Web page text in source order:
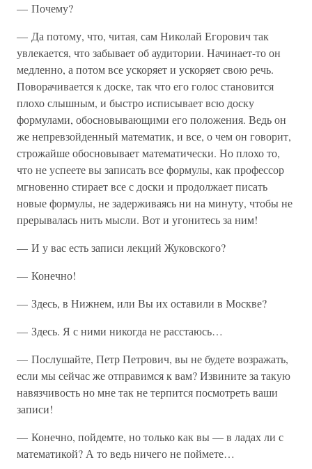
— Почему?
— Да потому, что, читая, сам Николай Егорович так
увлекается, что забывает об аудитории. Начинает-то он
медленно, а потом все ускоряет и ускоряет свою речь.
Поворачивается к доске, так что его голос становится
плохо слышным, и быстро исписывает всю доску
формулами, обосновывающими его положения. Ведь он
же непревзойденный математик, и все, о чем он говорит,
строжайше обосновывает математически. Но плохо то,
что не успеете вы записать все формулы, как профессор
мгновенно стирает все с доски и продолжает писать
новые формулы, не задерживаясь ни на минуту, чтобы не
прерывалась нить мысли. Вот и угонитесь за ним!
— И у вас есть записи лекций Жуковского?
— Конечно!
— Здесь, в Нижнем, или Вы их оставили в Москве?
— Здесь. Я с ними никогда не расстаюсь…
— Послушайте, Петр Петрович, вы не будете возражать,
если мы сейчас же отправимся к вам? Извините за такую
навязчивость но мне так не терпится посмотреть ваши
записи!
— Конечно, пойдемте, но только как вы — в ладах ли с
математикой? А то ведь ничего не поймете…